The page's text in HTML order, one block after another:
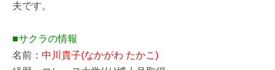
夫です。
■サクラの情報
名前： 中川貴子(なかがわ たかこ)